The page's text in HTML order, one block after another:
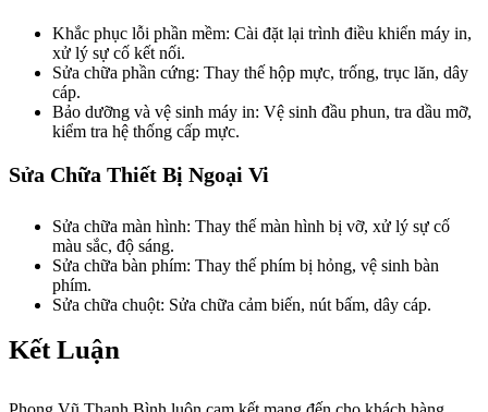
Khắc phục lỗi phần mềm: Cài đặt lại trình điều khiển máy in,
xử lý sự cố kết nối.
Sửa chữa phần cứng: Thay thế hộp mực, trống, trục lăn, dây
cáp.
Bảo dưỡng và vệ sinh máy in: Vệ sinh đầu phun, tra dầu mỡ,
kiểm tra hệ thống cấp mực.
Sửa Chữa Thiết Bị Ngoại Vi
Sửa chữa màn hình: Thay thế màn hình bị vỡ, xử lý sự cố
màu sắc, độ sáng.
Sửa chữa bàn phím: Thay thế phím bị hỏng, vệ sinh bàn
phím.
Sửa chữa chuột: Sửa chữa cảm biến, nút bấm, dây cáp.
Kết Luận